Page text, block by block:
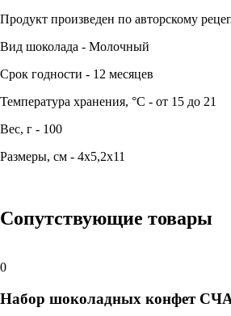
Продукт произведен по авторскому
Вид шоколада - Молочный
Срок годности - 12 месяцев
Температура хранения, °C - от 15 до 21
Вес, г - 100
Размеры, см - 4х5,2х11
Сопутствующие товары
0
Набор шоколадных конфет